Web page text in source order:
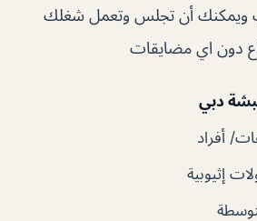
ويمكنك أن تجلس وتعمل شغلك
دون اي مضايقات
دبي
أفراد
إثيوبية